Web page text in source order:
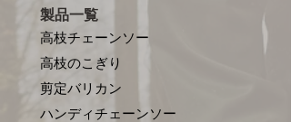
製品一覧
高枝チェーンソー
高枝のこぎり
剪定バリカン
ハンディチェーンソー